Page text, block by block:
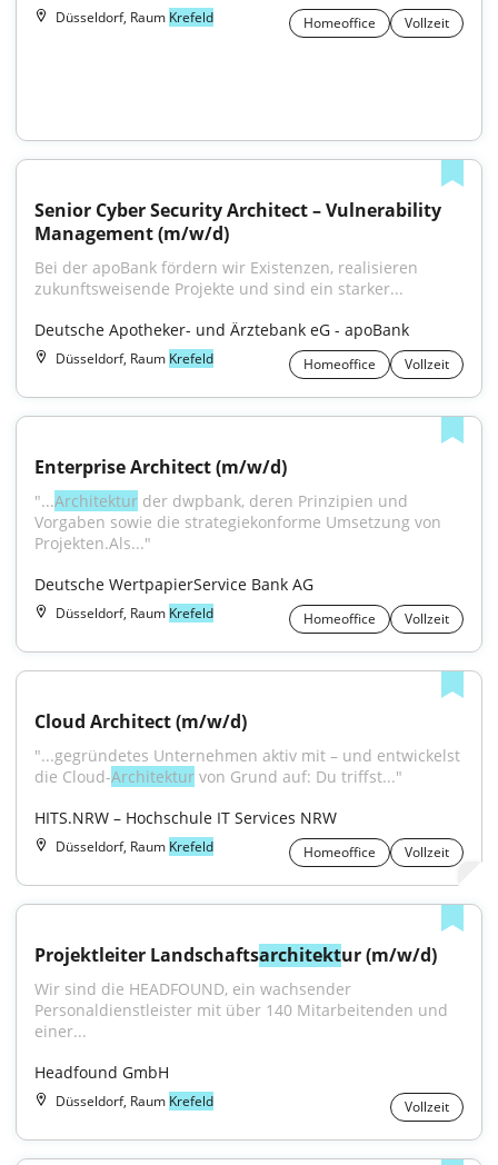
Düsseldorf, Raum Krefeld Homeoffice Vollzeit
Senior Cyber Security Architect – Vulnerability
Management (m/w/d)
Bei der apoBank fördern wir Existenzen, realisieren
zukunftsweisende Projekte und sind ein starker...
Deutsche Apotheker- und Ärztebank eG - apoBank
Düsseldorf, Raum Krefeld Homeoffice Vollzeit
Enterprise Architect (m/w/d)
"...Architektur der dwpbank, deren Prinzipien und
Vorgaben sowie die strategiekonforme Umsetzung von
Projekten.Als..."
Deutsche WertpapierService Bank AG
Düsseldorf, Raum Krefeld Homeoffice Vollzeit
Cloud Architect (m/w/d)
"...gegründetes Unternehmen aktiv mit – und entwickelst
die Cloud-Architektur von Grund auf: Du triffst..."
HITS.NRW – Hochschule IT Services NRW
Düsseldorf, Raum Krefeld Homeoffice Vollzeit
Projektleiter Landschaftsarchitektur (m/w/d)
Wir sind die HEADFOUND, ein wachsender
Personaldienstleister mit über 140 Mitarbeitenden und
einer...
Headfound GmbH
Düsseldorf, Raum Krefeld Vollzeit